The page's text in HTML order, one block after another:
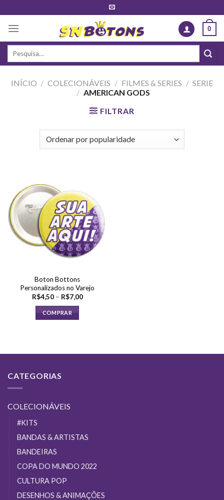
to
content
0
Pesquisar
INÍCIO / COLECIONÁVEIS / FILMES & SERIES / SERIE
/ AMERICAN GODS
FILTRAR
Boton Bottons
Personalizados no Varejo
R$4,50 – R$7,00Faixa
COMPRAR
várias
As
ser
página
CATEGORIAS
COLECIONÁVEIS
#KITS
BANDAS & ARTISTAS
BANDEIRAS
COPA DO MUNDO 2022
CULTURA POP
DESENHOS & ANIMAÇÕES